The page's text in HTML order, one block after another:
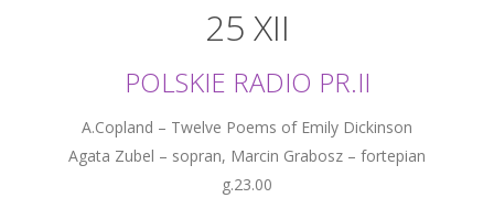
25 XII
POLSKIE RADIO PR.II
A.Copland – Twelve Poems of Emily Dickinson
Agata Zubel – sopran, Marcin Grabosz – fortepian
g.23.00